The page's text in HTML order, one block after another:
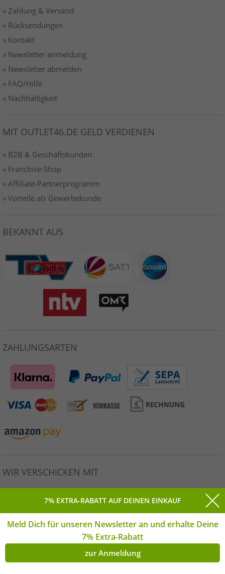
» Zahlung & Versand
» Rücksendungen
» Kontakt
» Newsletter anmeldung
» Newsletter abmelden
» FAQ/Hilfe
» Nachhaltigkeit
MIT OUTLET46.DE GELD VERDIENEN
» B2B & Geschäftskunden
» Franchise-Shop
» Affiliate-Partnerprogramm
» Vorteile als Gewerbekunde
BEKANNT AUS
ZAHLUNGSARTEN
WIR VERSCHICKEN MIT
Alle Preise inkl. gesetzlicher MwSt. * Unverbindliche
Preisempfehlung des Herstellers. | © Copyright 2026
Outlet46.de GmbH Alle Rechte vorbehalten. | **Montag-
Freitag | *(DE)
7% EXTRA-RABATT AUF DEINEN EINKAUF
Meld Dich für unseren Newsletter an und erhalte Deine
7% Extra-Rabatt
zur Anmeldung